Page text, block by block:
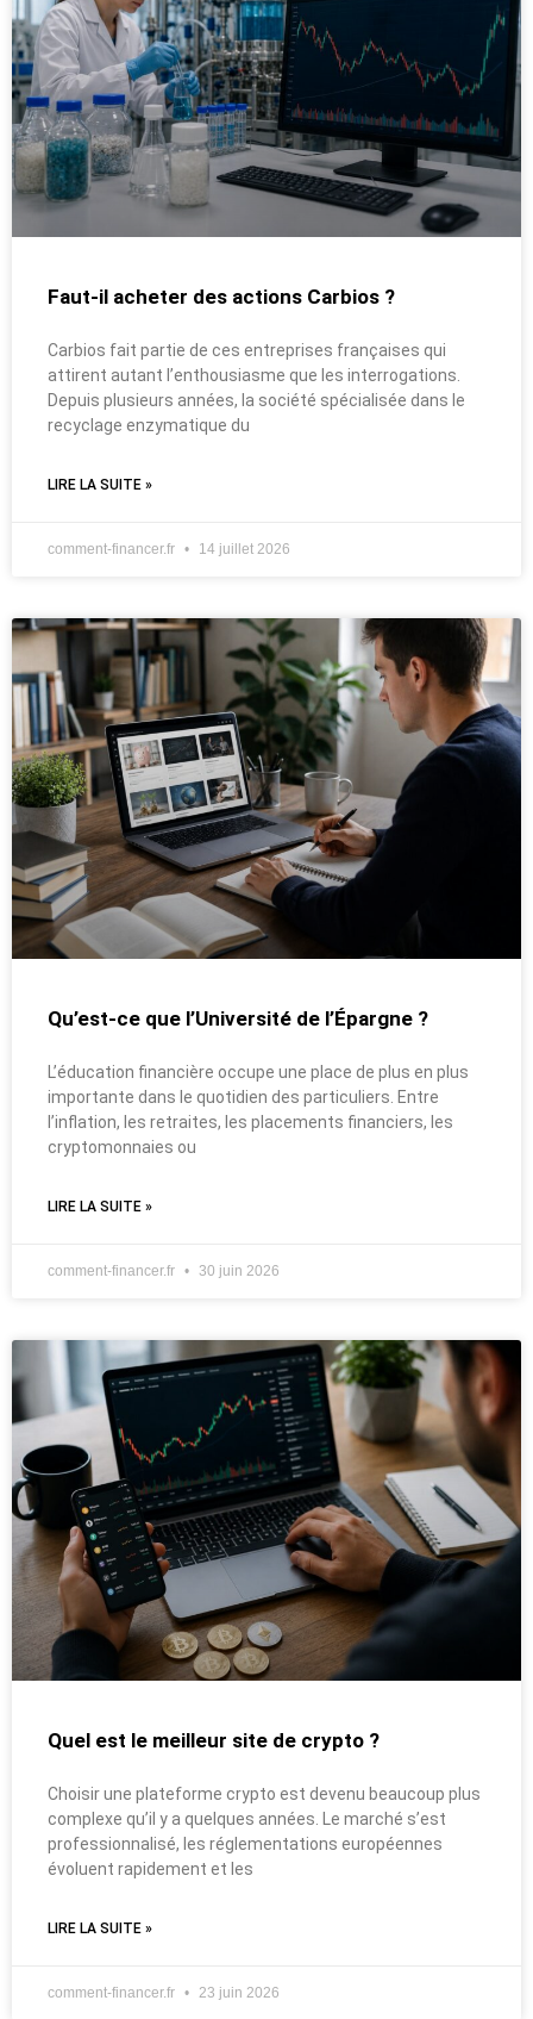
Faut-il acheter des actions Carbios ?
Carbios fait partie de ces entreprises françaises qui
attirent autant l’enthousiasme que les interrogations.
Depuis plusieurs années, la société spécialisée dans le
recyclage enzymatique du
LIRE LA SUITE »
comment-financer.fr 14 juillet 2026
Qu’est-ce que l’Université de l’Épargne ?
L’éducation financière occupe une place de plus en plus
importante dans le quotidien des particuliers. Entre
l’inflation, les retraites, les placements financiers, les
cryptomonnaies ou
LIRE LA SUITE »
comment-financer.fr 30 juin 2026
Quel est le meilleur site de crypto ?
Choisir une plateforme crypto est devenu beaucoup plus
complexe qu’il y a quelques années. Le marché s’est
professionnalisé, les réglementations européennes
évoluent rapidement et les
LIRE LA SUITE »
comment-financer.fr 23 juin 2026